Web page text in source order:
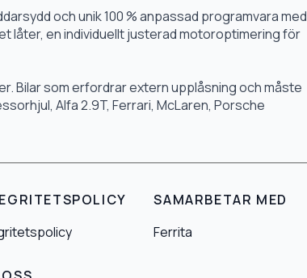
och unik 100 % anpassad programvara med
låter, en individuellt justerad motoroptimering för
Bilar som erfordrar extern upplåsning och måste
Alfa 2.9T, Ferrari, McLaren, Porsche
SAMARBETAR MED
Ferrita